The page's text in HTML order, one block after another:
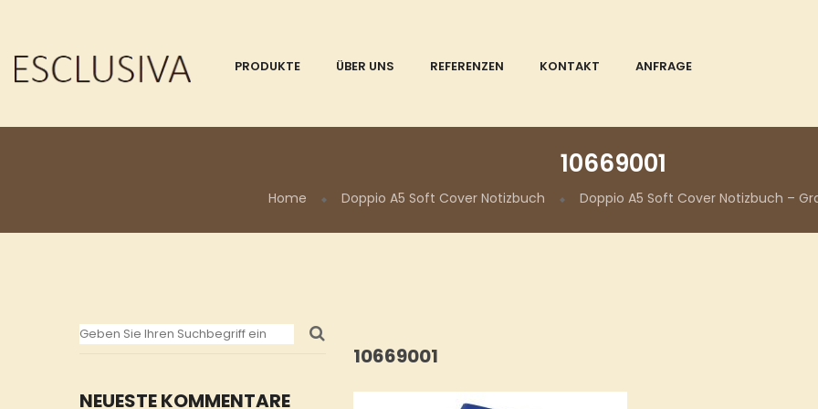
PRODUKTE ÜBER UNS REFERENZEN KONTAKT ANFRAGE
10669001
Home Doppio A5 Soft Cover Notizbuch Doppio A5 Soft Cover Notizbuch –
NEUESTE KOMMENTARE
10669001